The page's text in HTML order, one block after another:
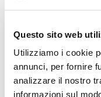
Questo sito web
Utilizziamo i cookie
annunci, per fornire
analizzare il nostro
informazioni sul